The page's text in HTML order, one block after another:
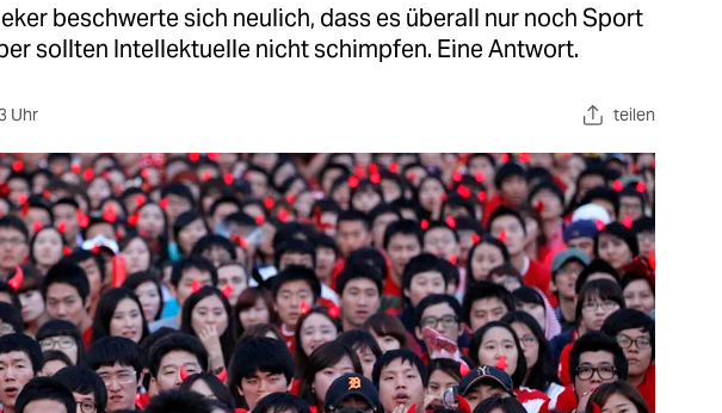
beschwerte sich neulich, dass es überall nur noch Sport
sollten Intellektuelle nicht schimpfen. Eine Antwort.
Uhr teilen